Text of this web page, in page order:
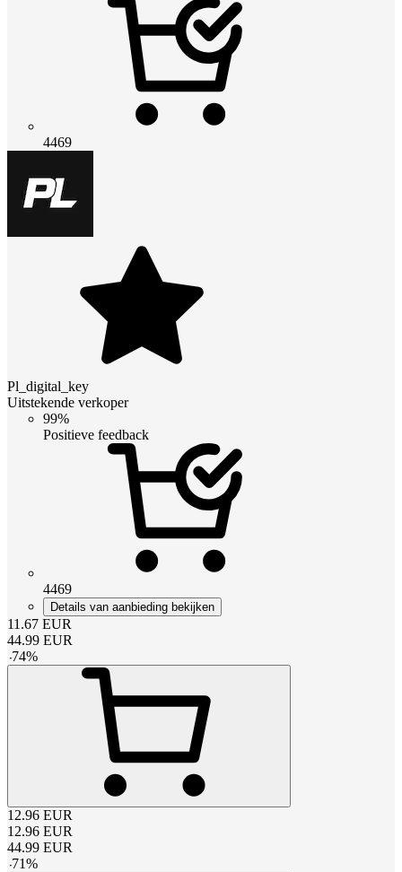
4469
Pl_digital_key
Uitstekende verkoper
99%
Positieve feedback
4469
Details van aanbieding bekijken
11.67 EUR
44.99 EUR
-74%
12.96 EUR
12.96 EUR
44.99 EUR
-71%